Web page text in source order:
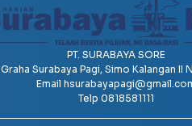
PT. SURABAYA SORE
Graha Surabaya Pagi, Simo Kalangan II
Email
Telp 0818581111